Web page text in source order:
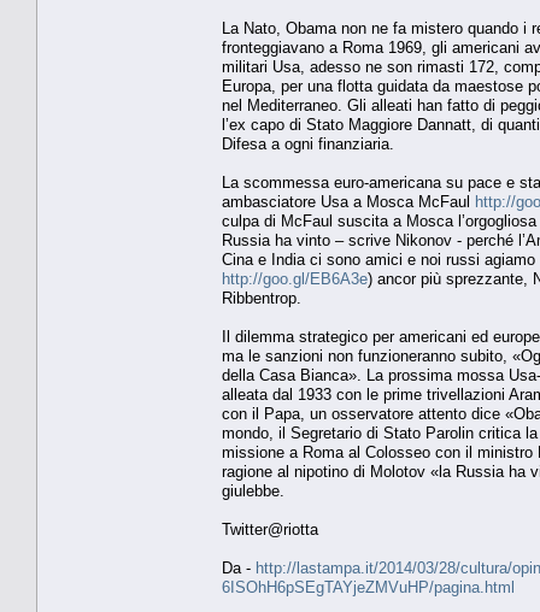
La Nato, Obama non ne fa mistero quando i
fronteggiavano a Roma 1969, gli americani
militari Usa, adesso ne son rimasti 172,
Europa, per una flotta guidata da maestose
nel Mediterraneo. Gli alleati han fatto di
l’ex capo di Stato Maggiore Dannatt, di
Difesa a ogni finanziaria.
La scommessa euro-americana su pace e
ambasciatore Usa a Mosca McFaul http://
culpa di McFaul suscita a Mosca
Russia ha vinto – scrive Nikonov - perché
Cina e India ci sono amici e noi russi
http://goo.gl/EB6A3e) ancor più sprezzante,
Ribbentrop.
Il dilemma strategico per americani ed
ma le sanzioni non funzioneranno subito,
della Casa Bianca». La prossima mossa
alleata dal 1933 con le prime trivellazioni
con il Papa, un osservatore attento dice
mondo, il Segretario di Stato Parolin critica
missione a Roma al Colosseo con il
ragione al nipotino di Molotov «la Russia ha
giulebbe.
Twitter@riotta
Da - http://lastampa.it/2014/03/28/cultura/
6ISOhH6pSEgTAYjeZMVuHP/pagina.html